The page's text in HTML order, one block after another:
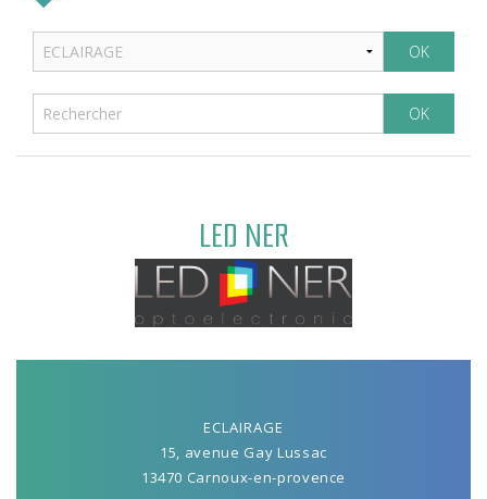
ENVIRONNEMENT & QUALITÉ
LED NER
ECLAIRAGE
15, avenue Gay Lussac
13470 Carnoux-en-provence